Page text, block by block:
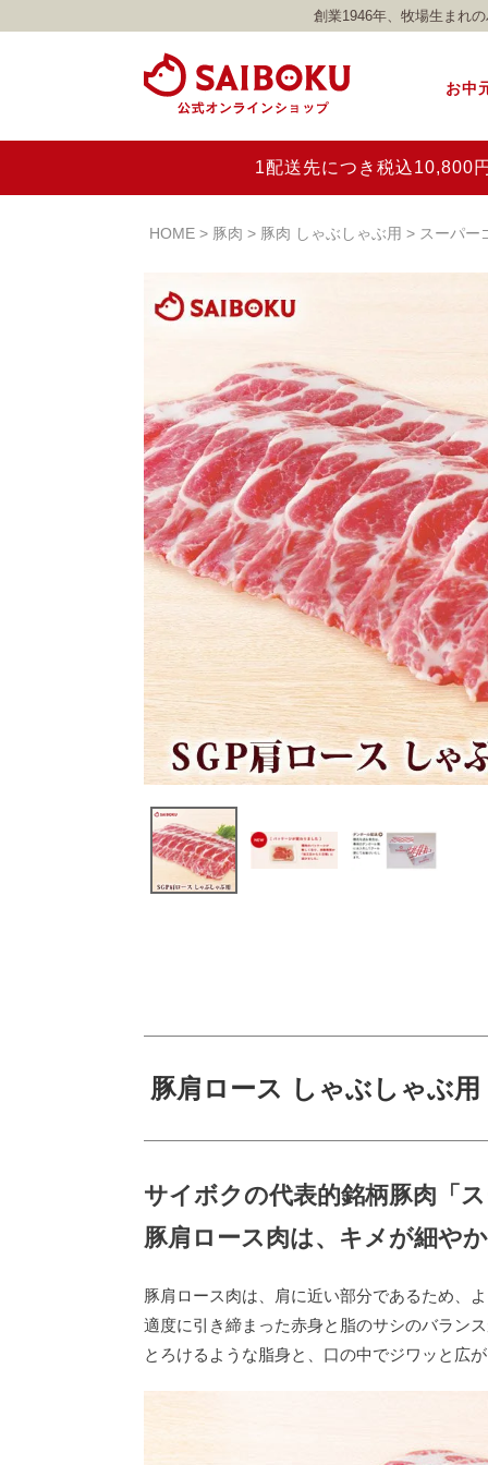
創業1946年、牧場生まれ
お中
1配送先につき税込10,800
HOME 豚肉 豚肉 しゃぶしゃぶ用 スーパー
豚肩ロース しゃぶしゃぶ
サイボクの代表的銘柄豚肉「
豚肩ロース肉は、キメが細や
豚肩ロース肉は、肩に近い部分であるため、
適度に引き締まった赤身と脂のサシのバラン
とろけるような脂身と、口の中でジワッと広